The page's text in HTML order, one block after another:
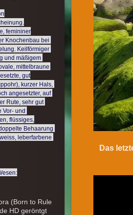
Das
femininer
Knochenbau bei
Keilförmiger
und mäßigem
mittelbraune
gut
kurzer Hals,
angesetzter, auf
Rute, sehr gut
Vor- und
flüssiges,
Behaarung
leberfarbene
(Born to Rule
HD geröntgt